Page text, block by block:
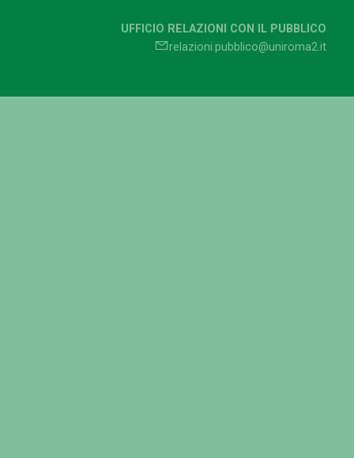
UFFICIO RELAZIONI CON IL PUBBLICO
relazioni.pubblico@uniroma2.it